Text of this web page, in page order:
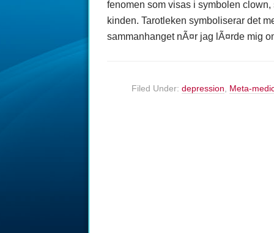
fenomen som visas i symbolen
kinden. Tarotleken symboliserar det
sammanhanget nÃ¤r jag lÃ¤rde mig
Filed Under: depression Meta-